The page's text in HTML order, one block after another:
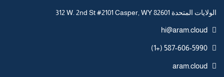
312 W. 2nd St #2101 Casper, WY 82601 الولايات المتحدة
hi@aram.cloud
587-606-5990 (+1)
aram.cloud